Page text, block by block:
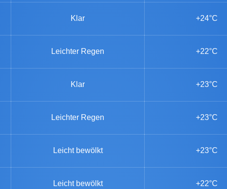
Klar +24°C
Leichter Regen +22°C
Klar +23°C
Leichter Regen +23°C
Leicht bewölkt +23°C
Leicht bewölkt +22°C